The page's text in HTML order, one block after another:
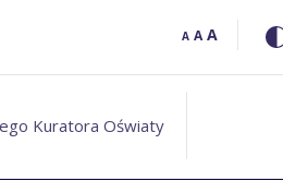
A A A
Kuratora Oświaty